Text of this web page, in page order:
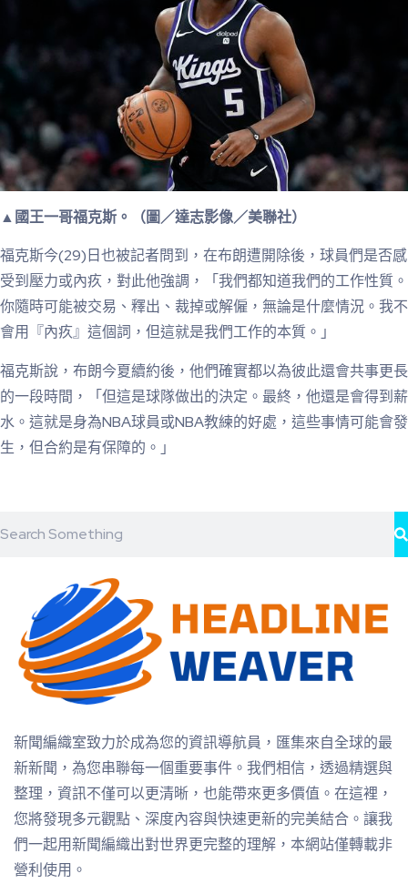
▲國王一哥福克斯。（圖／達志影像／美聯社）
福克斯今(29)日也被記者問到，在布朗遭開除後，球員們是否感
受到壓力或內疚，對此他強調，「我們都知道我們的工作性質。
你隨時可能被交易、釋出、裁掉或解僱，無論是什麼情況。我不
會用『內疚』這個詞，但這就是我們工作的本質。」
福克斯說，布朗今夏續約後，他們確實都以為彼此還會共事更長
的一段時間，「但這是球隊做出的決定。最終，他還是會得到薪
水。這就是身為NBA球員或NBA教練的好處，這些事情可能會發
生，但合約是有保障的。」
新聞編織室致力於成為您的資訊導航員，匯集來自全球的最
新新聞，為您串聯每一個重要事件。我們相信，透過精選與
整理，資訊不僅可以更清晰，也能帶來更多價值。在這裡，
您將發現多元觀點、深度內容與快速更新的完美結合。讓我
們一起用新聞編織出對世界更完整的理解，本網站僅轉載非
營利使用。